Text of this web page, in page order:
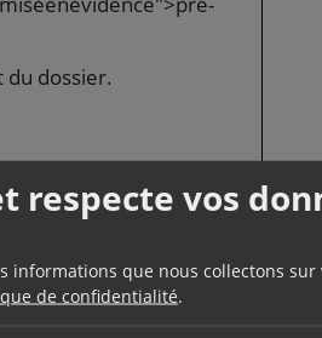
respecte vos
informations que nous collectons
de confidentialité.
dossier.
mazamet.com/etat-